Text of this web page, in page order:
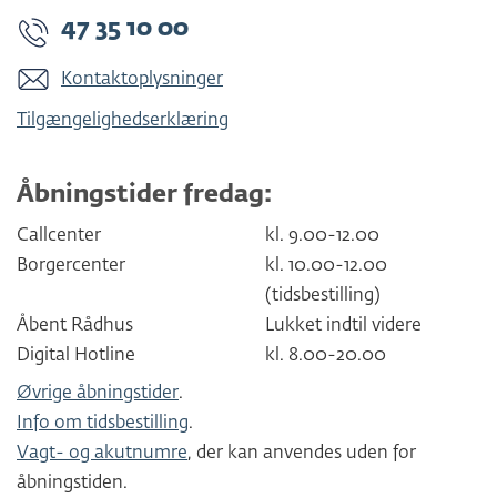
47 35 10 00
Kontaktoplysninger
Tilgængelighedserklæring
Åbningstider fredag:
Callcenter
kl. 9.00-12.00
Borgercenter
kl. 10.00-12.00
(tidsbestilling)
Åbent Rådhus
Lukket indtil videre
Digital Hotline
kl. 8.00-20.00
Øvrige åbningstider.
Info om tidsbestilling.
Vagt- og akutnumre, der kan anvendes uden for
åbningstiden.